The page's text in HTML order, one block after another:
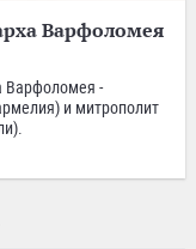
Варфоломея
Варфоломея -
и митрополит